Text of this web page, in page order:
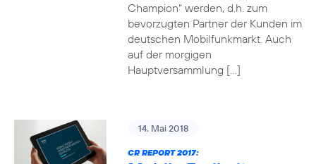
Champion“ werden, d.h. zum
bevorzugten Partner der Kunden im
deutschen Mobilfunkmarkt. Auch
auf der morgigen
Hauptversammlung […]
14. Mai 2018
CR REPORT 2017: